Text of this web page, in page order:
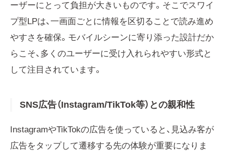
ーザーにとって負担が大きいものです。そこでスワイ
プ型LPは、一画面ごとに情報を区切ることで読み進め
やすさを確保。モバイルシーンに寄り添った設計だか
らこそ、多くのユーザーに受け入れられやすい形式と
して注目されています。
SNS広告（Instagram/TikTok等）との親和性
InstagramやTikTokの広告を使っていると、見込み客が
広告をタップして遷移する先の体験が重要になりま